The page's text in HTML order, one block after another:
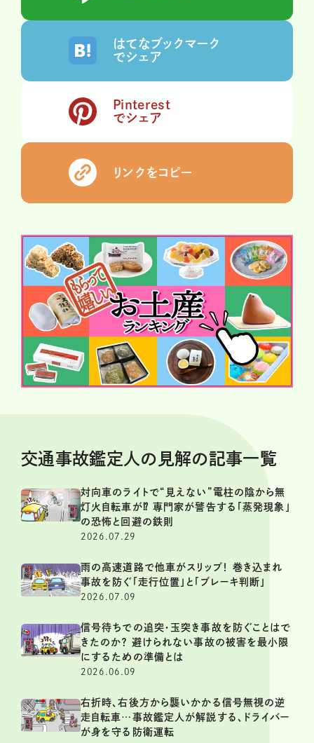
はてなブックマーク
でシェア
Pinterest
でシェア
リンクをコピー
交通事故鑑定人の見解の記事一覧
対向車のライトで“見えない”電柱の陰から無
灯火自転車が⁉ 専門家が警告する「蒸発現象」
の恐怖と回避の鉄則
2026.07.29
雨の高速道路で他車がスリップ！ 巻き込まれ
事故を防ぐ「走行位置」と「ブレーキ判断」
2026.07.09
信号待ちでの追突・玉突き事故を防ぐことはで
きたのか？ 避けられない事故の被害を最小限
にするための準備とは
2026.06.09
右折時、右後方から襲いかかる信号無視の逆
走自転車…事故鑑定人が解説する、ドライバー
が身を守る防衛運転